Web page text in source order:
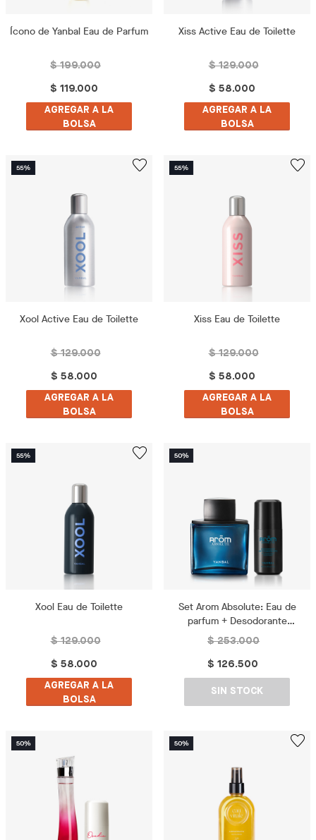
Ícono de Yanbal Eau de Parfum
$ 199.000
$ 119.000
AGREGAR A LA
BOLSA
Xiss Active Eau de Toilette
$ 129.000
$ 58.000
AGREGAR A LA
BOLSA
Xool Active Eau de Toilette
$ 129.000
$ 58.000
AGREGAR A LA
BOLSA
Xiss Eau de Toilette
$ 129.000
$ 58.000
AGREGAR A LA
BOLSA
Xool Eau de Toilette
$ 129.000
$ 58.000
AGREGAR A LA
BOLSA
Set Arom Absolute: Eau de
parfum + Desodorante
perfumado
$ 253.000
$ 126.500
SIN STOCK